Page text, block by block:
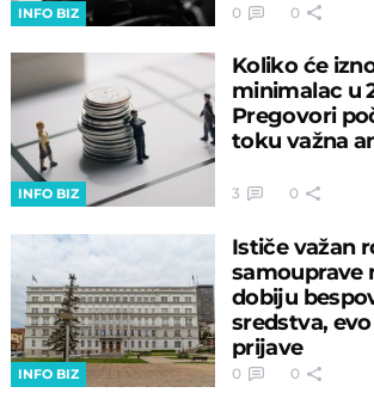
INFO BIZ 0 0
INFO BIZ
Koliko će
minimalac u
Pregovori
toku važna
3 0
INFO BIZ
Ističe važan
samouprave
dobiju
sredstva,
prijave
0 0